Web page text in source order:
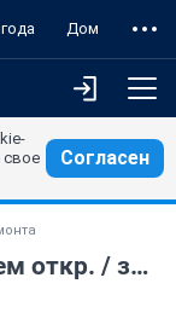
Дом
свое
Согласен
Вертушка засова с указателем откр. / закр.